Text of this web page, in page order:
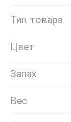
Тип товара
Цвет
Запах
Вес